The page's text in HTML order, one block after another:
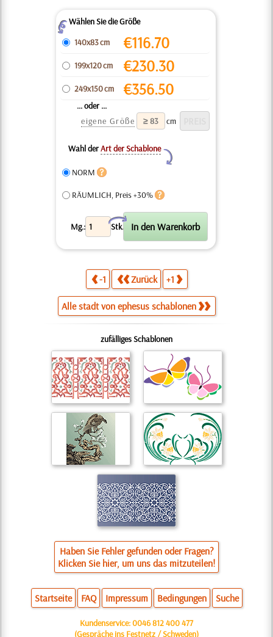
ZWählen Sie die Größe
140x83 cm
€116.70
199x120 cm €230.30
249x150 cm €356.50
... oder ...
eigene Größe
cm
Wahl derArt der Schablone
Y
NORM
RÄUMLICH, Preis +30%
Mg.: Stk.
X
-1 Zurück +1
Alle stadt von ephesus schablonen
zufälliges Schablonen
Haben Sie Fehler gefunden oder Fragen?
Klicken Sie hier, um uns das mitzuteilen!
Startseite FAQ Impressum Bedingungen Suche
Kundenservice:0046 812 400 477
(Gespräche ins Festnetz / Schweden)